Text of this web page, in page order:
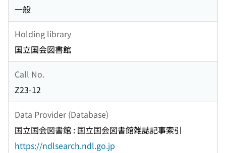
一般
Holding library
国立国会図書館
Call No.
Z23-12
Data Provider (Database)
国立国会図書館 : 国立国会図書館雑誌記事索引
https://ndlsearch.ndl.go.jp